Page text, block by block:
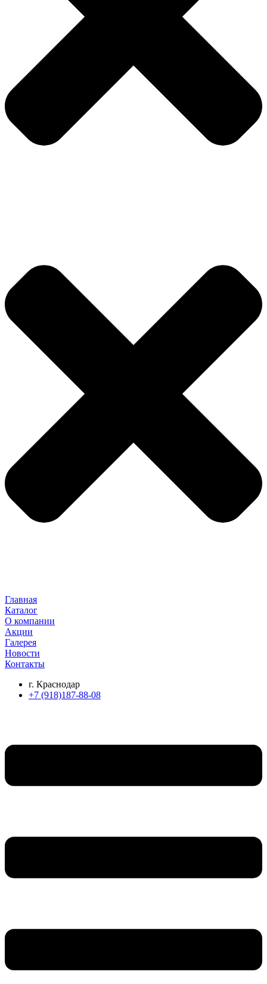
Главная
Каталог
О компании
Акции
Галерея
Новости
Контакты
г. Краснодар
+7 (918)187-88-08